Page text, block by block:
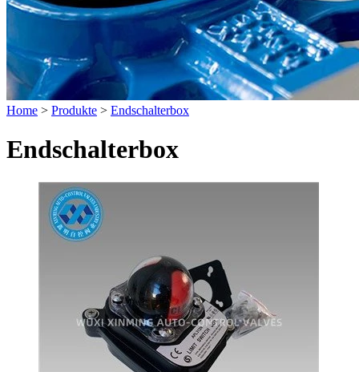
Home > Produkte > Endschalterbox
Endschalterbox